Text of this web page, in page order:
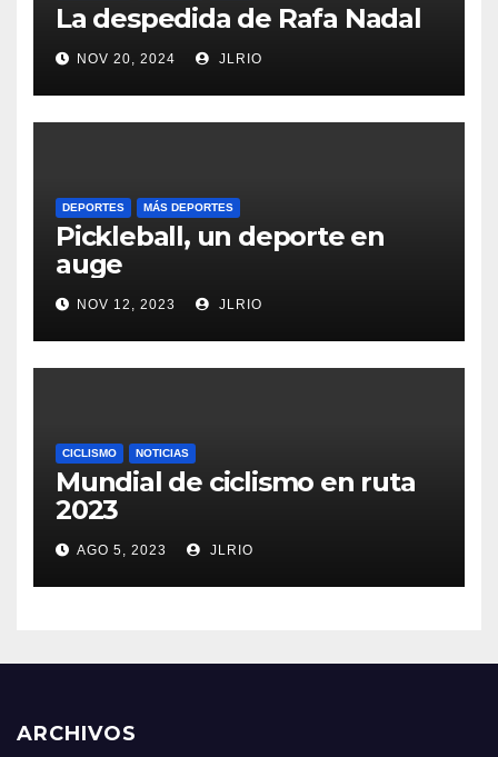
La despedida de Rafa Nadal
NOV 20, 2024 JLRIO
DEPORTES MÁS DEPORTES
Pickleball, un deporte en
auge
NOV 12, 2023 JLRIO
CICLISMO NOTICIAS
Mundial de ciclismo en ruta
2023
AGO 5, 2023 JLRIO
ARCHIVOS